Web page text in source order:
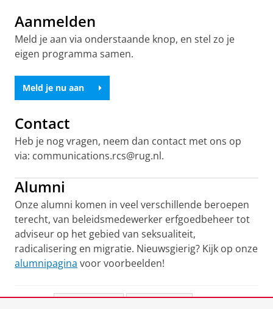
Aanmelden
Meld je aan via onderstaande knop, en stel zo je
eigen programma samen.
Meld je nu aan
Contact
Heb je nog vragen, neem dan contact met ons op
via: communications.rcs@rug.nl.
Alumni
Onze alumni komen in veel verschillende beroepen
terecht, van beleidsmedewerker erfgoedbeheer tot
adviseur op het gebied van seksualiteit,
radicalisering en migratie. Nieuwsgierig? Kijk op onze
alumnipagina voor voorbeelden!